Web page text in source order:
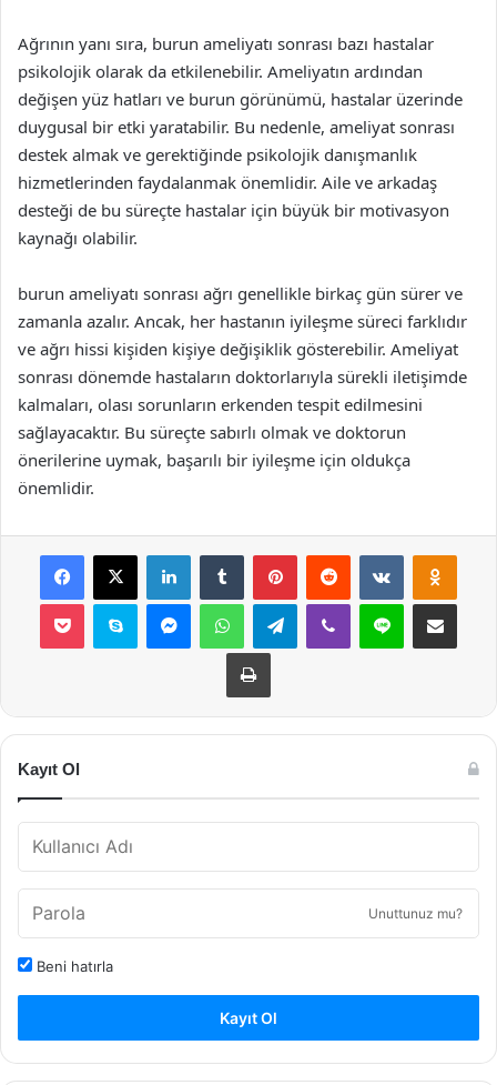
Ağrının yanı sıra, burun ameliyatı sonrası bazı hastalar
psikolojik olarak da etkilenebilir. Ameliyatın ardından
değişen yüz hatları ve burun görünümü, hastalar üzerinde
duygusal bir etki yaratabilir. Bu nedenle, ameliyat sonrası
destek almak ve gerektiğinde psikolojik danışmanlık
hizmetlerinden faydalanmak önemlidir. Aile ve arkadaş
desteği de bu süreçte hastalar için büyük bir motivasyon
kaynağı olabilir.
burun ameliyatı sonrası ağrı genellikle birkaç gün sürer ve
zamanla azalır. Ancak, her hastanın iyileşme süreci farklıdır
ve ağrı hissi kişiden kişiye değişiklik gösterebilir. Ameliyat
sonrası dönemde hastaların doktorlarıyla sürekli iletişimde
kalmaları, olası sorunların erkenden tespit edilmesini
sağlayacaktır. Bu süreçte sabırlı olmak ve doktorun
önerilerine uymak, başarılı bir iyileşme için oldukça
önemlidir.
Facebook
X LinkedInTumblr PinterestReddit VKontakte
Pocket Skype MessengerWhatsAppTelegramViber Line E-Posta ile
Yazdır
Kayıt Ol
Unuttunuz mu?
Beni hatırla
Kayıt Ol